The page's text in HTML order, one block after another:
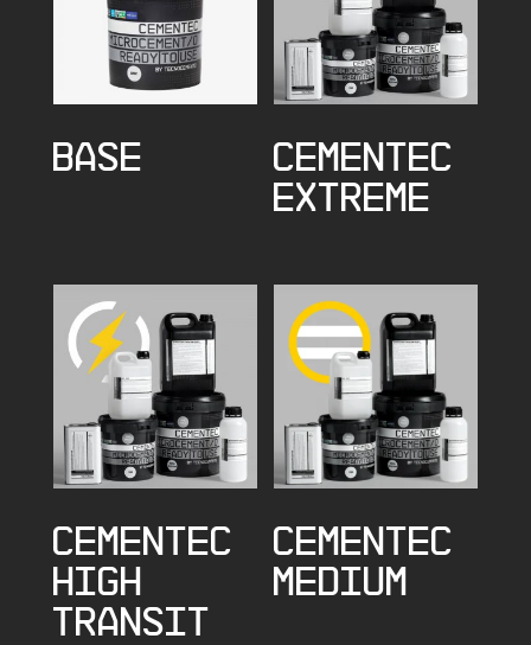
BASE
CEMENTEC
EXTREME
CEMENTEC
HIGH
TRANSIT
CEMENTEC
MEDIUM